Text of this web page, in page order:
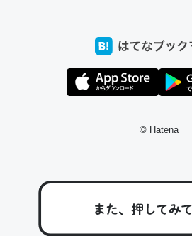
─たまにLINEするくらいだった遠方の父
コミュニケーションが劇的に変化した｜
回線代ほとんどかからないですよ。
https://toyoshi.hatenablog.com/
─たまにLINEするくらいだった遠方の父
© Hatena